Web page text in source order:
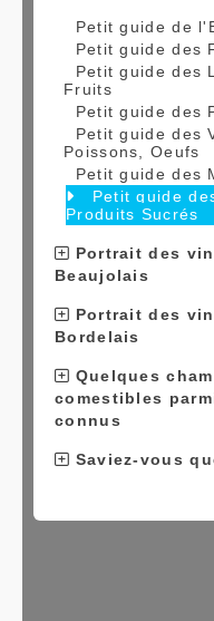
Petit guide de
Petit guide des
Petit guide des
Fruits
Petit guide des
Petit guide des
Poissons, Oeufs
Petit guide des
Petit guide
Produits Sucrés
Portrait des
Beaujolais
Portrait des
Bordelais
Quelques
comestibles
connus
Saviez-vous